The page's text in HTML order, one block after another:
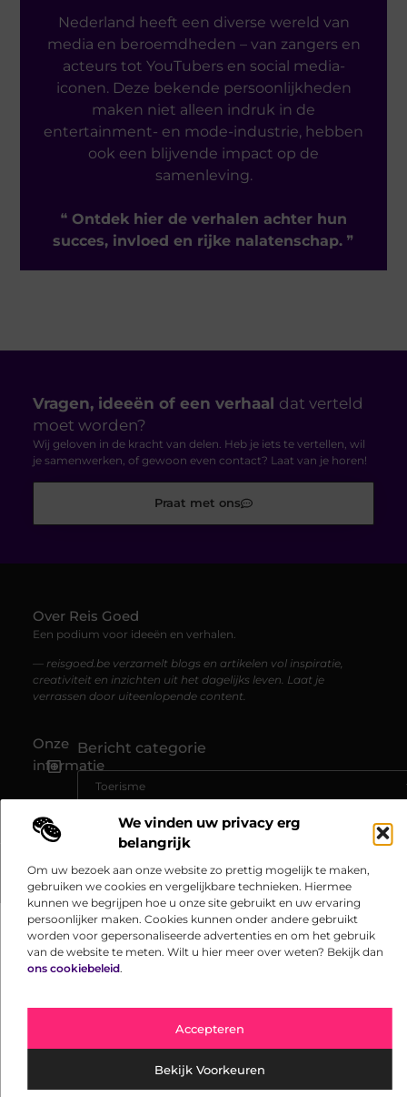
We vinden uw privacy erg
belangrijk
Om uw bezoek aan onze website zo prettig mogelijk te maken,
gebruiken we cookies en vergelijkbare technieken. Hiermee
kunnen we begrijpen hoe u onze site gebruikt en uw ervaring
persoonlijker maken. Cookies kunnen onder andere gebruikt
worden voor gepersonaliseerde advertenties en om het gebruik
van de website te meten. Wilt u hier meer over weten? Bekijk dan
ons cookiebeleid.
Accepteren
Bekijk Voorkeuren
Nederland heeft een diverse wereld van
media en beroemdheden – van zangers en
acteurs tot YouTubers en social media-
iconen. Deze bekende persoonlijkheden
maken niet alleen indruk in de
entertainment- en mode-industrie, hebben
ook een blijvende impact op de
samenleving.
❝ Ontdek hier de verhalen achter hun
succes, invloed en rijke nalatenschap. ❞
Vragen, ideeën of een verhaal dat verteld
moet worden?
Wij geloven in de kracht van delen. Heb je iets te vertellen, wil
je samenwerken, of gewoon even contact? Laat van je horen!
Praat met ons
Over Reis Goed
Een podium voor ideeën en verhalen.
— reisgoed.be verzamelt blogs en artikelen vol inspiratie,
creativiteit en inzichten uit het dagelijks leven. Laat je
verrassen door uiteenlopende content.
Onze
informatie
Bericht categorie
@2025 www.reisgoed.be. All Right Reserved.​